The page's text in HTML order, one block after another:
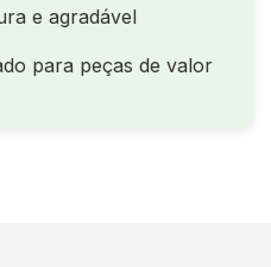
e agradável
para peças de valor